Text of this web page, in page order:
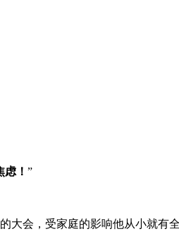
！ ”
会，受家庭的影响他从小就有